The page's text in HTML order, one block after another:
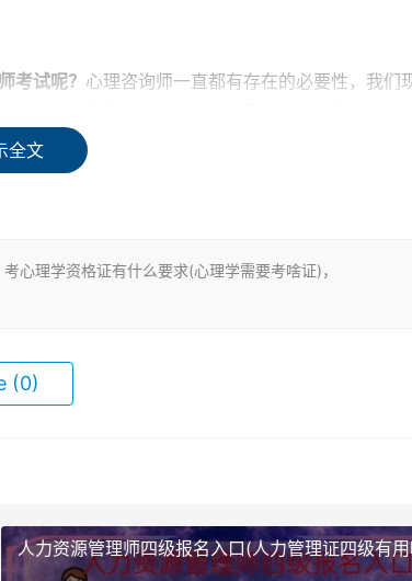
考试呢？ 心理咨询师一直都有存在的必要性，我们
给了两个部门：中科院心理研究所、人事人才培训网
理研究所，目前也是最权威的心理咨询师认证单位
上的认可度、含金量也会有不同。认可度最高的肯
发的证书。现在报考条件很宽松，大专学历即可，包
报考。所以步骤是先去指定机构上课，机构报名，
术服务费300元，考务管理费100元），而培训机
全文
心理学资格证有什么要求(心理学需要考啥证)，
(0)
人力资源管理师四级报名入口(人力管理证四级有